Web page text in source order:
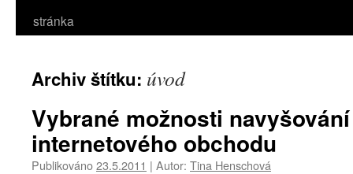
webu
stránka
Archiv štítku: úvod
Vybrané možnosti
internetového obchodu
Publikováno23.5.2011 | Autor: Tina Henschová